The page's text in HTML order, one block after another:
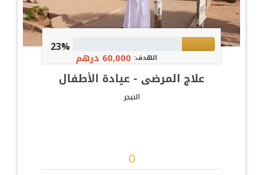
23%
الهدف: 60,000 درهم
علاج المرضى - عيادة الأطفال
النيجر